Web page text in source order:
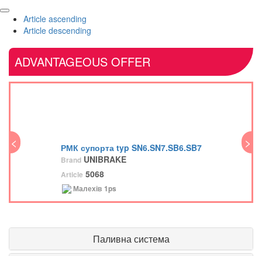
Article ascending
Article descending
ADVANTAGEOUS OFFER
< РМК супорта typ SN6.SN7.SB6.SB7
BrandUNIBRAKE
Article 5068
Малехів 1ps
>
Паливна система